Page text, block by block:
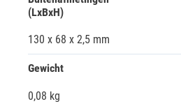
(LxBxH)
130 x 68 x 2,5 mm
Gewicht
0,08 kg